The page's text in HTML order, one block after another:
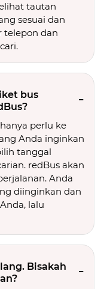
tautan
sesuai dan
telepon dan
bus
perlu ke
Anda inginkan
tanggal
redBus akan
Anda
diinginkan dan
lalu
Bisakah